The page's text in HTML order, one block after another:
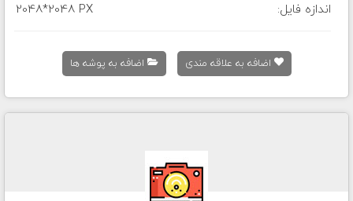
اندازه فایل: 2048*2048 PX
اضافه به علاقه مندی اضافه به پوشه ها